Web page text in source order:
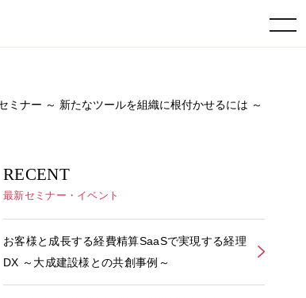
toggle navigation
ナー ～ 新たなツールを組織に根付かせるには ～
RECENT
最新セミナー・イベント
お客様と成長する経費精算SaaSで実現する経理
DX ～大成建設様との共創事例～